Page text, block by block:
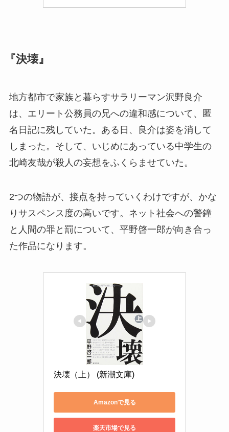
『決壊』
地方都市で家族と暮らすサラリーマン沢野良介
は、エリート公務員の兄への違和感について、匿
名日記に残していた。ある日、良介は姿を消して
しまった。そして、いじめにあっている中学生の
北崎友哉が殺人の妄想をふくらませていた。
2つの物語が、接点を持っていくわけですが、かな
りサスペンス度の高いです。ネット社会への警鐘
と人間の罪と罰について、平野啓一郎が向き合っ
た作品になります。
決壊（上） (新潮文庫)
Amazonで見る
楽天市場で見る